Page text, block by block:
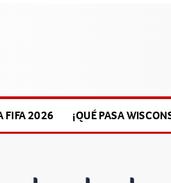
FIFA 2026 ¡QUÉ PASA